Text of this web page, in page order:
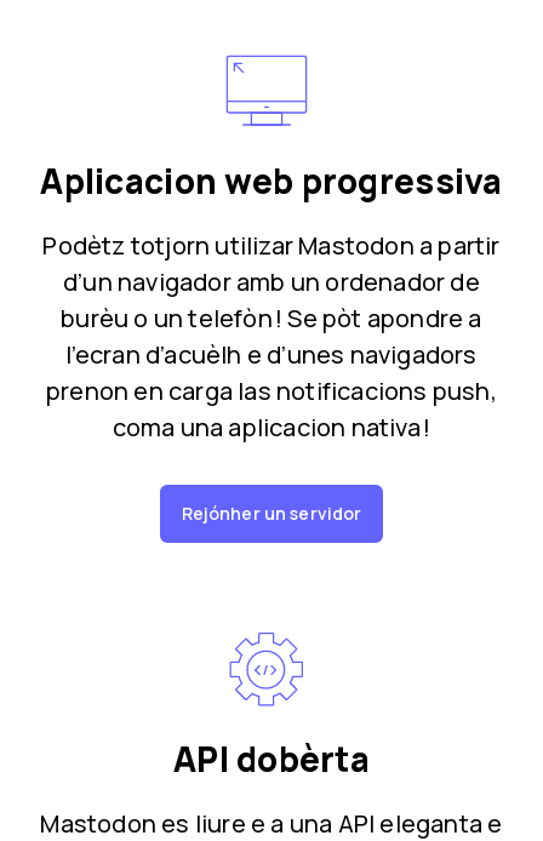
Aplicacion web progressiva
Podètz totjorn utilizar Mastodon a partir
d’un navigador amb un ordenador de
burèu o un telefòn ! Se pòt apondre a
l’ecran d’acuèlh e d’unes navigadors
prenon en carga las notificacions push,
coma una aplicacion nativa !
Rejónher un servidor
API dobèrta
Mastodon es liure e a una API eleganta e